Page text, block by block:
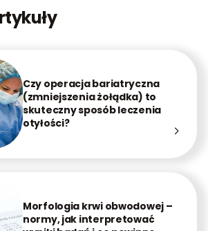
Czy operacja bariatryczna
(zmniejszenia żołądka) to
skuteczny sposób leczenia
otyłości?
Morfologia krwi obwodowej –
normy, jak interpretować